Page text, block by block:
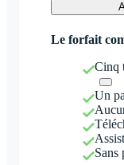
Le forfait
Cinq
Un
Sans